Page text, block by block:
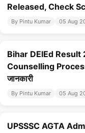
Released, Check
By Pintu Kumar 05 Aug
Bihar DElEd Result
Counselling
जानकारी
By Pintu Kumar 05 Aug
UPSSSC AGTA